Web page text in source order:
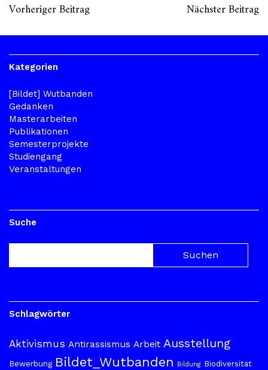
Vorheriger Beitrag Nächster Beitrag
Kategorien
[Bildet] Wutbanden
Gedanken
Masterarbeiten
Publikationen
Semesterprojekte
Studiengang
Veranstaltungen
Suche
Schlagwörter
Aktivismus Antirassismus Arbeit Ausstellung
Bewerbung Bildet_Wutbanden Bildung Biodiversität